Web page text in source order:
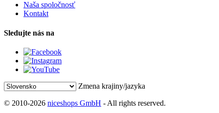
Naša spoločnosť
Kontakt
Sledujte nás na
Zmena krajiny/jazyka
© 2010-2026 niceshops GmbH - All rights reserved.